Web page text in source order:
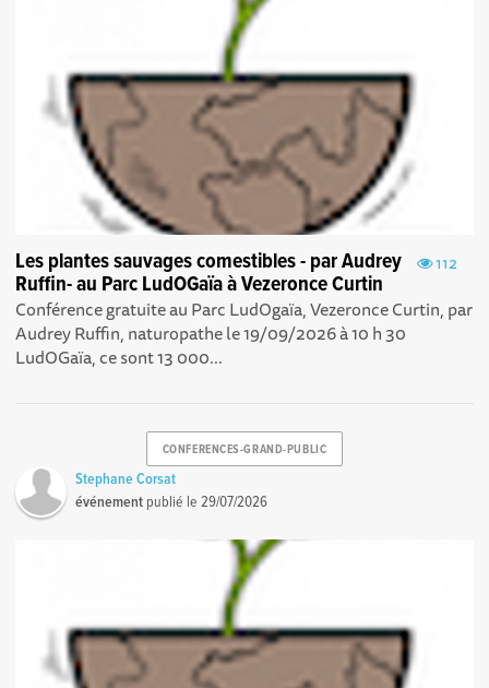
112
Les plantes sauvages comestibles - par Audrey
Ruffin- au Parc LudOGaïa à Vezeronce Curtin
Conférence gratuite au Parc LudOgaïa, Vezeronce Curtin, par
Audrey Ruffin, naturopathe le 19/09/2026 à 10 h 30
LudOGaïa, ce sont 13 000...
CONFERENCES-GRAND-PUBLIC
Stephane Corsat
événement publié le29/07/2026